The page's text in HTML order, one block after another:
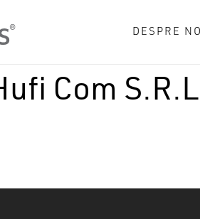
DESPRE NOI
Com